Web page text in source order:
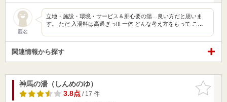
匿名
立地・施設・環境・サービス＆肝心要の湯…良い方だと思いま
す。 ただ 入湯料は高過ぎっ!!! 一体 どんな考え方をもって こ…
関連情報から探す
お気に入
りに追加
神馬の湯（しんめのゆ）
3.8点/ 17 件